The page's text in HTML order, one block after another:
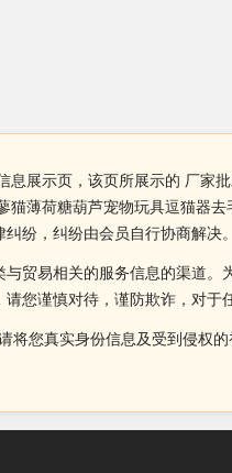
展示页，该页所展示的 厂家
薄荷糖葫芦宠物玩具逗猫器
纷，纠纷由会员自行协商解决。
贸易相关的服务信息的渠道
您谨慎对待，谨防欺诈，对于
您真实身份信息及受到侵权